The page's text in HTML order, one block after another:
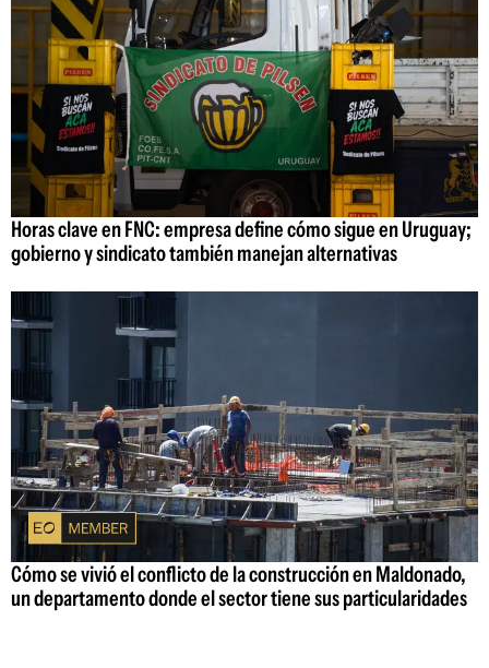
Horas clave en FNC: empresa define cómo sigue en Uruguay;
gobierno y sindicato también manejan alternativas
Cómo se vivió el conflicto de la construcción en Maldonado,
un departamento donde el sector tiene sus particularidades